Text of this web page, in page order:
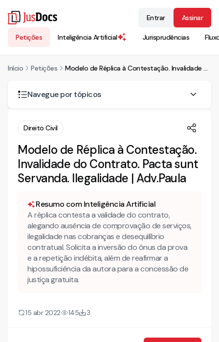
Petições Inteligência Artificial Jurisprudências
Entrar Assinar
Início Petições Modelo de Réplica à Contestação. Invalidade do Contrato. Pacta sunt Servanda. Ilegalidade | Adv.Paula
Navegue por tópicos
RÉPLICA
SERVIÇOS COBRADOS
DO BENEFÍCIO DA JUSTIÇA GRATUITA
DA POSSIBILIDADE DA REPETIÇÃO INDÉBITO
DA EXISTÊNCIA DE DESEQUILIBRIO CONTRATUAL
DA INVALIDADE DO CONTRATO
DA PACTA SUNT SERVANDA
Direito Civil
Modelo de Réplica à Contestação.
Invalidade do Contrato. Pacta sunt
Servanda. Ilegalidade | Adv.Paula
Resumo com Inteligência Artificial
A réplica contesta a validade do contrato,
alegando ausência de comprovação de serviços,
ilegalidade nas cobranças e desequilíbrio
contratual. Solicita a inversão do ônus da prova
e a repetição indébita, além de reafirmar a
hipossuficiência da autora para a concessão de
justiça gratuita.
15 abr 2022 145 3